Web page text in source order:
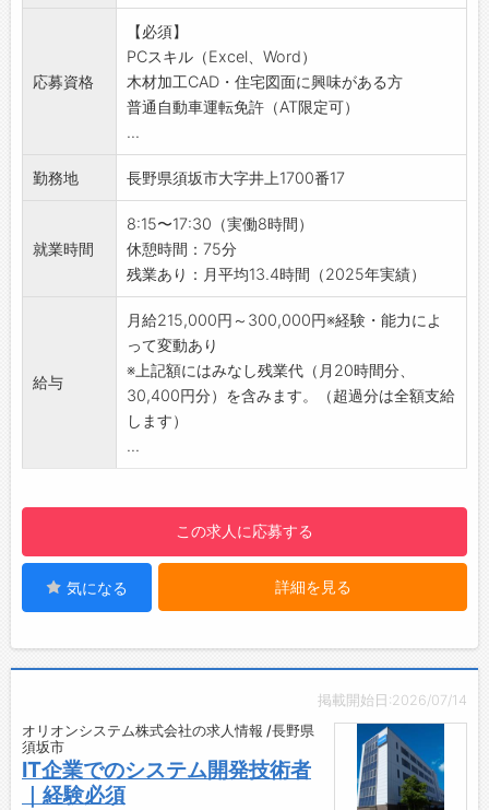
・工務店との打ち合わせや確認作業（電話、メ
ール、対面など）
・社内のプレカット担当へ加工指示データを引
き渡し
※図面データ通りできているか工場現場でのチ
ェックもあります。
【おすすめポイント】
・建築系のCAD経験がある方は、スキル・知識
れます。
・日勤、土日休みなのでメリハリをつけて仕事
することができます！
・完成後に営業担当から「家が無事に建ちまし
た」と報告を受けたときの達成感は格別です！
・未経験からの場合は、研修などでCAD操作を
覚えていくことも可能です！
【会社について】
応募資格
【必須】
PCスキル（Excel、Word）
木材加工CAD・住宅図面に興味がある方
普通自動車運転免許（AT限定可）
...
勤務地 長野県須坂市大字井上1700番17
就業時間
8:15〜17:30（実働8時間）
休憩時間：75分
残業あり：月平均13.4時間（2025年実績）
給与
月給215,000円～300,000円※経験・能力によ
って変動あり
※上記額にはみなし残業代（月20時間分、
30,400円分）を含みます。（超過分は全額支給
します）
...
この求人に応募する
気になる 詳細を見る
掲載開始日:2026/07/14
オリオンシステム株式会社の求人情報 /長野県
須坂市
IT企業でのシステム開発技術者
｜経験必須